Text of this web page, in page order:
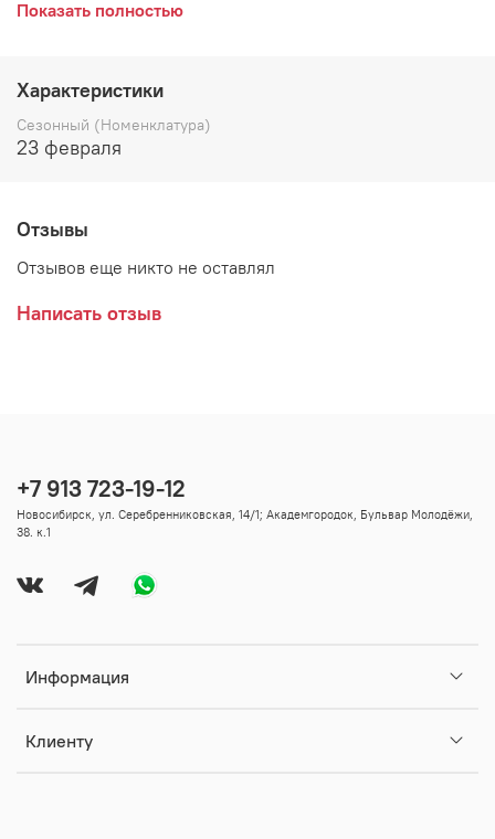
Показать полностью
Характеристики
Сезонный (Номенклатура)
23 февраля
Отзывы
Отзывов еще никто не оставлял
Написать отзыв
Информация
Клиенту
+7 913 723-19-12
Новосибирск, ул. Серебренниковская, 14/1; Академгородок, Бульвар Молодёжи,
38. к.1